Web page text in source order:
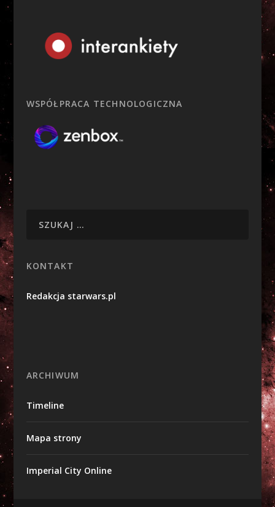
WSPÓŁPRACA TECHNOLOGICZNA
KONTAKT
Redakcja starwars.pl
ARCHIWUM
Timeline
Mapa strony
Imperial City Online